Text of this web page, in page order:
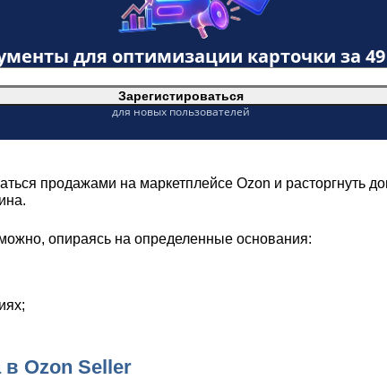
продажами на маркетплейсе Ozon и расторгнуть
опираясь на определенные основания:
в Ozon Seller
для оптимизации карточки за
Зарегистироваться
для новых пользователей